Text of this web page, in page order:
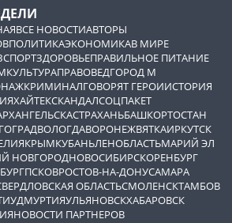
ВСЕ НОВОСТИАВТОРЫ
ПОЛИТИКАЭКОНОМИКАВ МИРЕ
СПОРТЗДОРОВЬЕПРАВИЛЬНОЕ ПИТАНИЕ
КУЛЬТУРАПРАВОВЕДГОРОД М
КРИМИНАЛГОВОРЯТ ГЕРОИИСТОРИЯ
ХАЙТЕКСКАНДАЛСОЦПАКЕТ
АСТРАХАНЬБАШКОРТОСТАН
ВОЛОГДАВОРОНЕЖВЯТКАИРКУТСК
КРЫМКУБАНЬЛЕНОБЛАСТЬМАРИЙ ЭЛ
НОВГОРОДНОВОСИБИРСКОРЕНБУРГ
ПСКОВРОСТОВ-НА-ДОНУСАМАРА
ОБЛАСТЬСМОЛЕНСКТАМБОВ
УДМУРТИЯУЛЬЯНОВСКХАБАРОВСК
НОВОСТИ ПАРТНЕРОВ